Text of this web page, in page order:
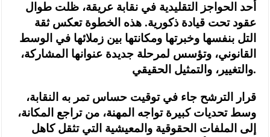
أحد الحواجز التقليدية في نقابة عريقة، ظلت طوال
عقود تحت قيادة ذكورية. هذه الخطوة تعكس ثقة
التل بنفسها وخبرتها ومكانتها بين زملائها في الوسط
القانوني، وتؤسس لمرحلة جديدة عنوانها المشاركة،
والتغيير، والتمثيل الحقيقي.
قرار الترشح جاء في توقيت حساس تمر به النقابة،
وسط تحديات كبيرة تواجه المهنة، من تراجع المكانة،
إلى الملفات الحقوقية والمعيشية التي تثقل كاهل